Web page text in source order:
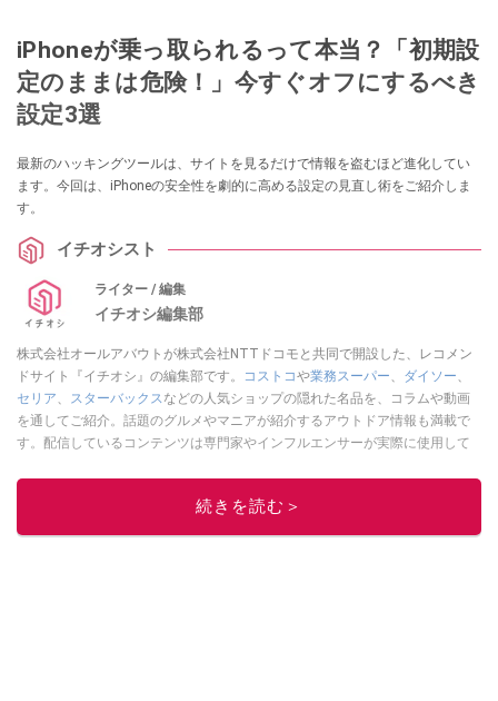
iPhoneが乗っ取られるって本当？「初期設
定のままは危険！」今すぐオフにするべき
設定3選
最新のハッキングツールは、サイトを見るだけで情報を盗むほど進化してい
ます。今回は、iPhoneの安全性を劇的に高める設定の見直し術をご紹介しま
す。
イチオシスト
ライター / 編集
イチオシ編集部
株式会社オールアバウトが株式会社NTTドコモと共同で開設した、レコメン
ドサイト『イチオシ』の編集部です。
コストコや業務スーパー、 ダイソー、
セリア、 スターバックスなどの人気ショップの隠れた名品を、コラムや動画
を通してご紹介。話題のグルメやマニアが紹介するアウトドア情報も満載で
す。配信しているコンテンツは専門家やインフルエンサーが実際に使用して
ニュースでフォロー
続きを読む＞